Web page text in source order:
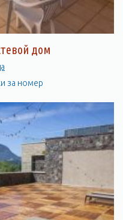
дом
за номер